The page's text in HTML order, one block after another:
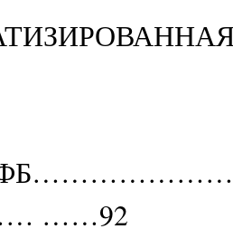
……92